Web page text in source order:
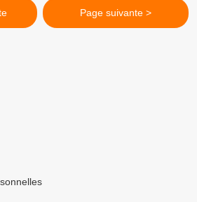
Page suivante >